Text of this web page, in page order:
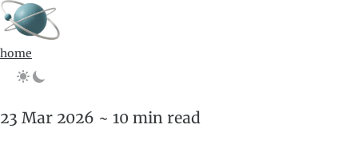
home
23 Mar 2026 ~ 10 min read